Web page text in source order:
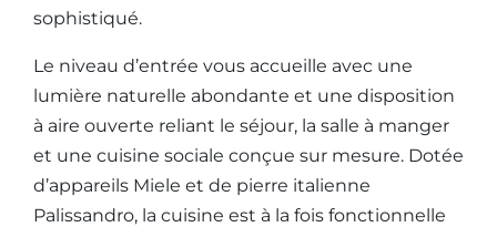
sophistiqué.
Le niveau d’entrée vous accueille avec une
lumière naturelle abondante et une disposition
à aire ouverte reliant le séjour, la salle à manger
et une cuisine sociale conçue sur mesure. Dotée
d’appareils Miele et de pierre italienne
Palissandro, la cuisine est à la fois fonctionnelle